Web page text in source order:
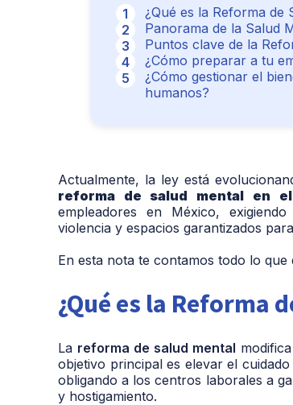
¿Qué es la Reforma de
Panorama de la Salud
Puntos clave de la
¿Cómo preparar a tu
¿Cómo gestionar el
humanos?
Actualmente, la ley está
reforma de salud mental en
empleadores en México,
violencia y espacios garantizados
En esta nota te contamos todo lo que
¿Qué es la Reforma
La reforma de salud mental
objetivo principal es elevar el
obligando a los centros laborales a
y hostigamiento.